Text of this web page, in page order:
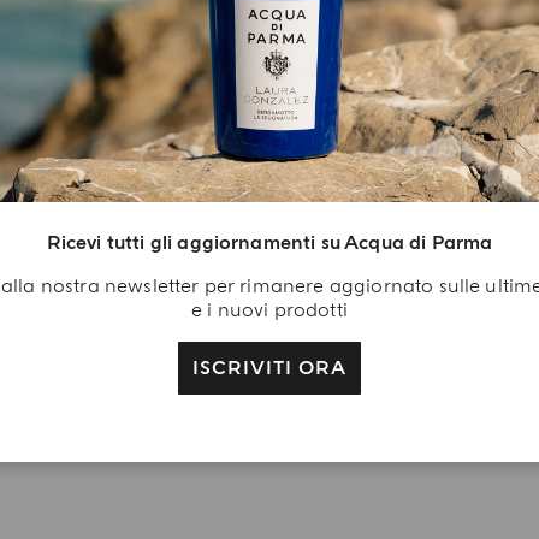
Ricevi tutti gli aggiornamenti su Acqua di Parma
nostra newsletter per rimanere aggiornato sulle
e i nuovi prodotti
ISCRIVITI ORA
Di
a noi: crea il tuo
primo acquisto il gel